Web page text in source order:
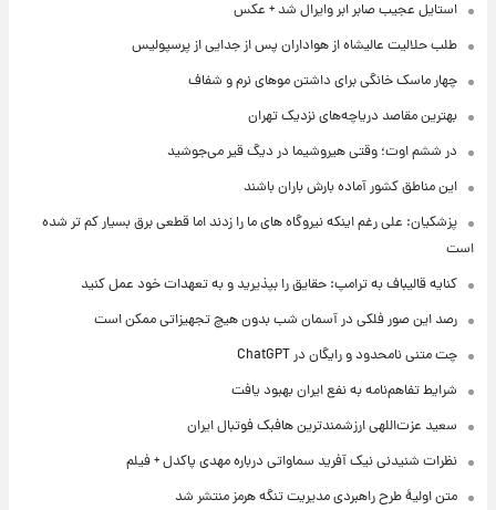
استایل عجیب صابر ابر وایرال شد + عکس
طلب حلالیت عالیشاه از هواداران پس از جدایی از پرسپولیس
چهار ماسک خانگی برای داشتن موهای نرم و شفاف
بهترین مقاصد دریاچه‌های نزدیک تهران
در ششم اوت؛ وقتی هیروشیما در دیگ قیر می‌جوشید
این مناطق کشور آماده بارش باران باشند
پزشکیان: علی رغم اینکه نیروگاه های ما را زدند اما قطعی برق بسیار کم تر شده
است
کنایه قالیباف به ترامپ: حقایق را بپذیرید و به تعهدات خود عمل کنید
رصد این صور فلکی در آسمان شب بدون هیچ تجهیزاتی ممکن است
چت متنی نامحدود و رایگان در ChatGPT
شرایط تفاهم‌نامه به نفع ایران بهبود یافت
سعید عزت‌اللهی ارزشمندترین هافبک فوتبال ایران
نظرات شنیدنی نیک آفرید سماواتی درباره مهدی پاکدل + فیلم
متن اولیۀ طرح راهبردی مدیریت تنگه هرمز منتشر شد